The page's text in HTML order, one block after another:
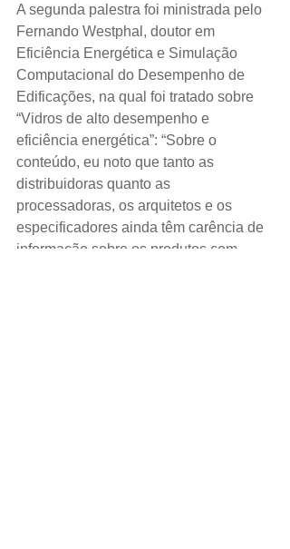
A segunda palestra foi ministrada pelo
Fernando Westphal, doutor em
Eficiência Energética e Simulação
Computacional do Desempenho de
Edificações, na qual foi tratado sobre
“Vidros de alto desempenho e
eficiência energética”: “Sobre o
conteúdo, eu noto que tanto as
distribuidoras quanto as
processadoras, os arquitetos e os
especificadores ainda têm carência de
informação sobre os produtos com